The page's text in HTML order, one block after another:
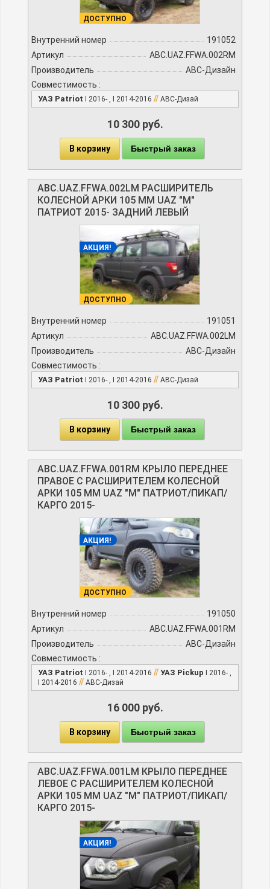
ДОСТУПНО
Внутренний номер
191052
Артикул
ABC.UAZ.FFWA.002RM
Производитель
АВС-Дизайн
Совместимость :
УАЗ Patriot I 2016- , I 2014-2016 // АВС-Дизай
10 300 руб.
В корзину Быстрый заказ
ABC.UAZ.FFWA.002LM РАСШИРИТЕЛЬ
КОЛЕСНОЙ АРКИ 105 ММ UAZ "М"
ПАТРИОТ 2015- ЗАДНИЙ ЛЕВЫЙ
АКЦИЯ!
ДОСТУПНО
Внутренний номер
191051
Артикул
ABC.UAZ.FFWA.002LM
Производитель
АВС-Дизайн
Совместимость :
УАЗ Patriot I 2016- , I 2014-2016 // АВС-Дизай
10 300 руб.
В корзину Быстрый заказ
ABC.UAZ.FFWA.001RM КРЫЛО ПЕРЕДНЕЕ
ПРАВОЕ С РАСШИРИТЕЛЕМ КОЛЕСНОЙ
АРКИ 105 ММ UAZ "М" ПАТРИОТ/ПИКАП/
КАРГО 2015-
АКЦИЯ!
ДОСТУПНО
Внутренний номер
191050
Артикул
ABC.UAZ.FFWA.001RM
Производитель
АВС-Дизайн
Совместимость :
УАЗ Patriot I 2016- , I 2014-2016 // УАЗ Pickup I 2016- ,
I 2014-2016 // АВС-Дизай
16 000 руб.
В корзину Быстрый заказ
ABC.UAZ.FFWA.001LM КРЫЛО ПЕРЕДНЕЕ
ЛЕВОЕ С РАСШИРИТЕЛЕМ КОЛЕСНОЙ
АРКИ 105 ММ UAZ "М" ПАТРИОТ/ПИКАП/
КАРГО 2015-
АКЦИЯ!